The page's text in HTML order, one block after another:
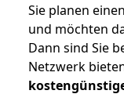
Sie planen
und möchten
Dann sind Sie
Netzwerk